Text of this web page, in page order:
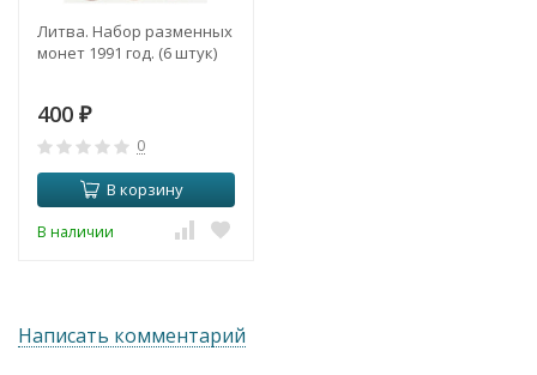
Литва. Набор разменных
монет 1991 год. (6 штук)
400 ₽
0
В корзину
В наличии
Написать комментарий